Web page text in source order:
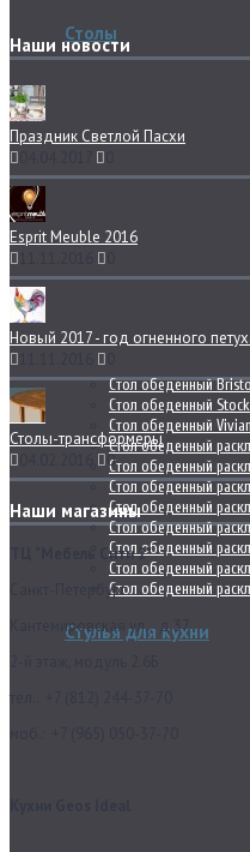
Столы
Стол обеденный
Стол обеденный
Стол обеденный
Стол обеденный
Стол обеденный
Стол обеденный
Стол обеденный
Стол обеденный
Стол обеденный
Стол обеденный
Стол обеденный
Стулья для кухни
Наши новости
Праздник Светлой Пасхи
Esprit Meuble 2016
Новый 2017 - год огненного
Столы-трансформеры
0
Наши магазины
ТЦ "Мебель Сити 2"
Санкт-Петербург
Кантемировская ул., д.37